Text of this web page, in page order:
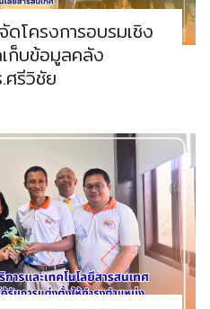
โครงการอบรมเชิง
ก็บข้อมูลคลัง
ศรีวิชัย